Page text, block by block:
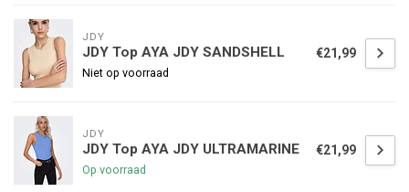
JDY
JDY Top AYA JDY SANDSHELL
Niet op voorraad
€21,99
JDY
JDY Top AYA JDY ULTRAMARINE
Op voorraad
€21,99